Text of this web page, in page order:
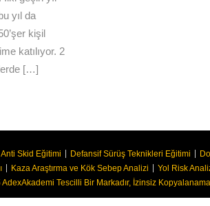
yıl da
kişil
katılıyor. 2
[…]
Anti Skid Eğitimi Defansif Sürüş Teknikleri Eğitimi
Kaza Araştırma ve Kök Sebep Analizi
Yol Risk
Tescilli Bir Markadır, İzinsiz